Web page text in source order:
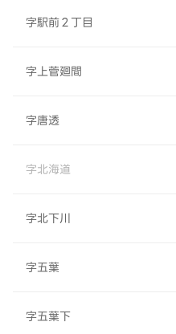
字駅前２丁目
字上菅廻間
字唐透
字北海道
字北下川
字五葉
字五葉下